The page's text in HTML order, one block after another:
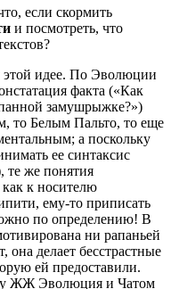
если скормить
и посмотреть, что
этой идее. По Эволюции
факта («Как
замушрыжке?»)
то Белым Пальто, то еще
а поскольку
ее синтаксис
те же понятия
к носителю
ему-то приписать
по определению! В
ни рапаньей
делает бесстрастные
ей предоставили.
ЖЖ Эволюция и Чатом